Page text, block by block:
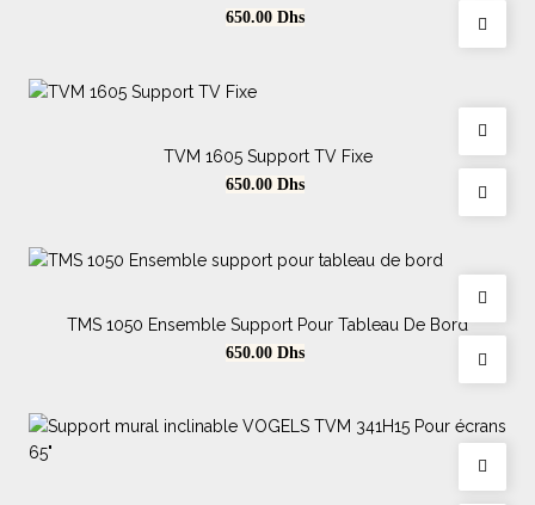
Prix
650.00 Dhs
TVM 1605 Support TV Fixe
Prix
650.00 Dhs
TMS 1050 Ensemble Support Pour Tableau De Bord
Prix
650.00 Dhs